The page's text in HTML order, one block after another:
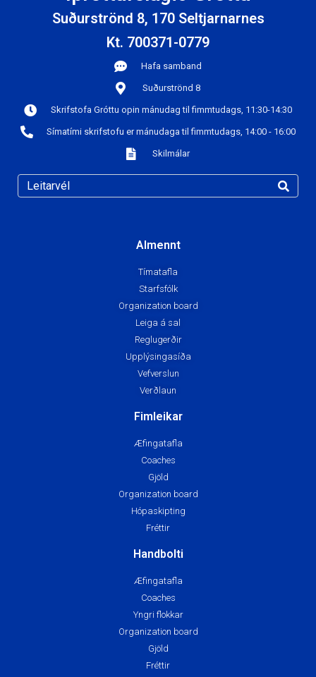
Suðurströnd 8, 170 Seltjarnarnes
Kt. 700371-0779
Hafa samband
Suðurströnd 8
Skrifstofa Gróttu opin mánudag til fimmtudags, 11:30-14:30
Símatími skrifstofu er mánudaga til fimmtudags, 14:00 - 16:00
Skilmálar
Almennt
Tímatafla
Starfsfólk
Organization board
Leiga á sal
Reglugerðir
Upplýsingasíða
Vefverslun
Verðlaun
Fimleikar
Æfingatafla
Coaches
Gjöld
Organization board
Hópaskipting
Fréttir
Handbolti
Æfingatafla
Coaches
Yngri flokkar
Organization board
Gjöld
Fréttir